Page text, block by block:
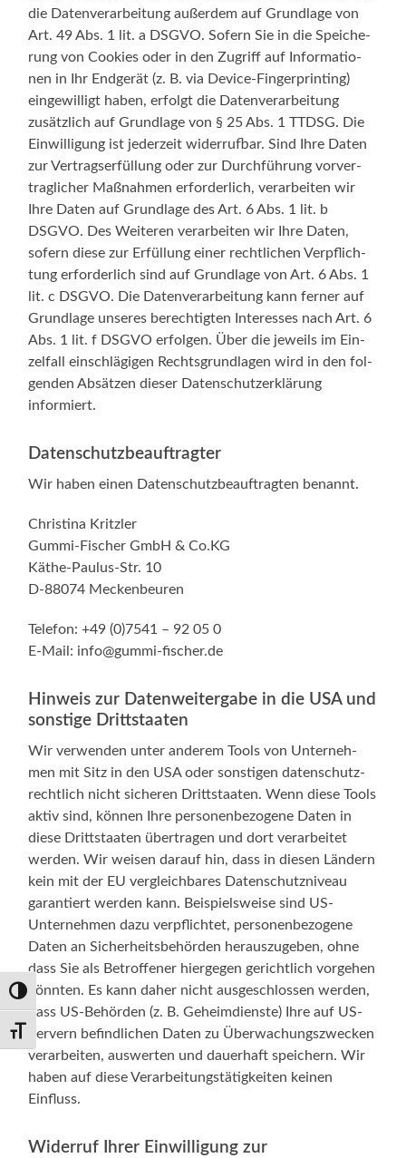
Umschalten auf hohe Kontraste
Schrift vergrößern
die Daten­ver­ar­bei­tung außer­dem auf Grund­la­ge von
Art. 49 Abs. 1 lit. a DSGVO. Sofern Sie in die Spei­che­
rung von Coo­kies oder in den Zugriff auf Infor­ma­tio­
nen in Ihr End­ge­rät (z. B. via Device-Fingerprinting)
ein­ge­wil­ligt haben, erfolgt die Daten­ver­ar­bei­tung
zusätz­lich auf Grund­la­ge von § 25 Abs. 1 TTDSG. Die
Ein­wil­li­gung ist jeder­zeit wider­ruf­bar. Sind Ihre Daten
zur Ver­trags­er­fül­lung oder zur Durch­füh­rung vor­ver­
trag­li­cher Maß­nah­men erfor­der­lich, ver­ar­bei­ten wir
Ihre Daten auf Grund­la­ge des Art. 6 Abs. 1 lit. b
DSGVO. Des Wei­te­ren ver­ar­bei­ten wir Ihre Daten,
sofern die­se zur Erfül­lung einer recht­li­chen Ver­pflich­
tung erfor­der­lich sind auf Grund­la­ge von Art. 6 Abs. 1
lit. c DSGVO. Die Daten­ver­ar­bei­tung kann fer­ner auf
Grund­la­ge unse­res berech­tig­ten Inter­es­ses nach Art. 6
Abs. 1 lit. f DSGVO erfol­gen. Über die jeweils im Ein­
zel­fall ein­schlä­gi­gen Rechts­grund­la­gen wird in den fol­
gen­den Absät­zen die­ser Daten­schutz­er­klä­rung
informiert.
Datenschutz­beauftragter
Wir haben einen Daten­schutz­be­auf­trag­ten benannt.
Chris­ti­na Kritzler
Gummi-Fischer GmbH & Co.KG
Käthe-Paulus-Str. 10
D‑88074 Meckenbeuren
Tele­fon: +49 (0)7541 – 92 05 0
E‑Mail: info@gummi-fischer.de
Hinweis zur Datenweitergabe in die USA und
sonstige Drittstaaten
Wir ver­wen­den unter ande­rem Tools von Unter­neh­
men mit Sitz in den USA oder sons­ti­gen daten­schutz­
recht­lich nicht siche­ren Dritt­staa­ten. Wenn die­se Tools
aktiv sind, kön­nen Ihre per­so­nen­be­zo­ge­ne Daten in
die­se Dritt­staa­ten über­tra­gen und dort ver­ar­bei­tet
wer­den. Wir wei­sen dar­auf hin, dass in die­sen Län­dern
kein mit der EU ver­gleich­ba­res Daten­schutz­ni­veau
garan­tiert wer­den kann. Bei­spiels­wei­se sind US-
Unternehmen dazu ver­pflich­tet, per­so­nen­be­zo­ge­ne
Daten an Sicher­heits­be­hör­den her­aus­zu­ge­ben, ohne
dass Sie als Betrof­fe­ner hier­ge­gen gericht­lich vor­ge­hen
könn­ten. Es kann daher nicht aus­ge­schlos­sen wer­den,
dass US-Behörden (z. B. Geheim­diens­te) Ihre auf US-
Servern befind­li­chen Daten zu Über­wa­chungs­zwe­cken
ver­ar­bei­ten, aus­wer­ten und dau­er­haft spei­chern. Wir
haben auf die­se Ver­ar­bei­tungs­tä­tig­kei­ten kei­nen
Einfluss.
Widerruf Ihrer Einwilligung zur